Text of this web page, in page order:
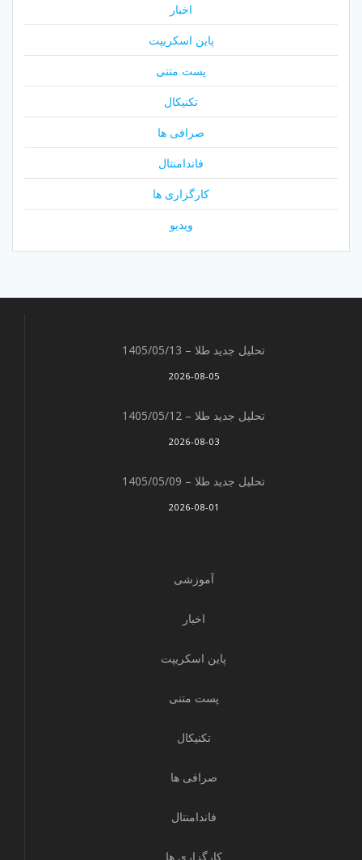
اخبار
پاین اسکریپت
پست متنی
تکنیکال
صرافی ها
فاندامنتال
کارگزاری ها
ویدیو
تحلیل جدید طلا – 1405/05/13
2026-08-05
تحلیل جدید طلا – 1405/05/12
2026-08-03
تحلیل جدید طلا – 1405/05/09
2026-08-01
آموزشی
اخبار
پاین اسکریپت
پست متنی
تکنیکال
صرافی ها
فاندامنتال
کارگزاری ها